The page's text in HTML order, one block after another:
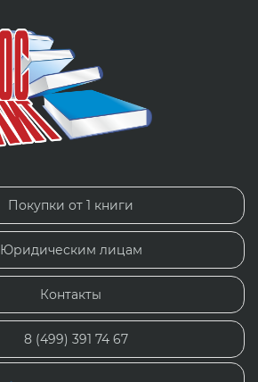
Покупки от 1 книги
Юридическим лицам
Контакты
8 (499) 391 74 67